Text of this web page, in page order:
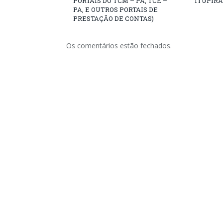
PA, E OUTROS PORTAIS DE
PRESTAÇÃO DE CONTAS)
Os comentários estão fechados.